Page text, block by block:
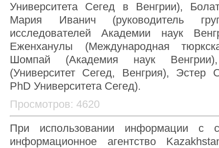
Университета Сегед в Венгрии),
Мария Иванич (руководитель
исследователей Академии наук
Еженханулы (Международная
Шомпай (Академия наук
(Университет Сегед, Венгрия), Эстер
PhD Университета Сегед).
Просмотров: 4620
При использовании информации с
информационное агентство